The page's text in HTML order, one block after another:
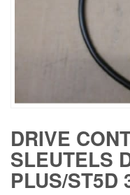
DRIVE
SLEUTELS
PLUS/ST5D